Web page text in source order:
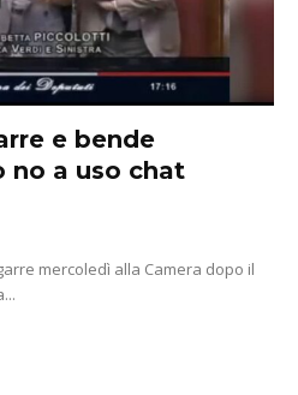
e bende
no a uso chat
mercoledì alla Camera dopo il